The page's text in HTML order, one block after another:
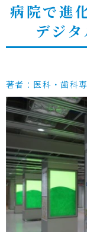
病院で進
デジ
著者：医科・歯